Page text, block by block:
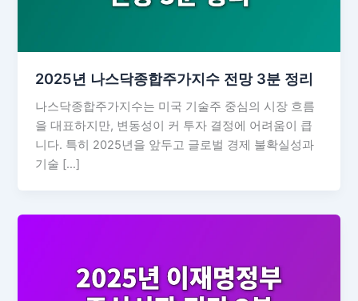
2025년 나스닥종합주가지수 전망 3분 정리
나스닥종합주가지수는 미국 기술주 중심의 시장 흐름
을 대표하지만, 변동성이 커 투자 결정에 어려움이 큽
니다. 특히 2025년을 앞두고 글로벌 경제 불확실성과
기술 […]